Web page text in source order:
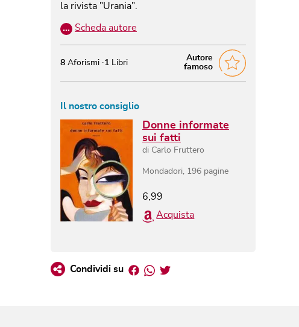
la rivista "Urania".
… Scheda autore
Autore
famoso
8 Aforismi 1 Libri
Il nostro consiglio
Donne informate
sui fatti
di Carlo Fruttero
Mondadori 196 pagine
6,99
Acquista
Condividi su Facebook
Whatsapp
Twitter